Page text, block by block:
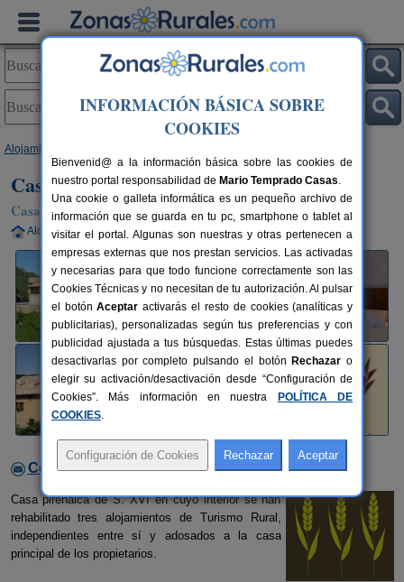
Alojamientos
Casa Mur
Casa Rural en Foradada del Toscar (Huesca)
Alquiler completo 8+4 plazas 130 km de Huesca
Contactar con el alojamiento
Casa pirenaica de S. XVI en cuyo interior se han
rehabilitado tres alojamientos de Turismo Rural,
independientes entre sí y adosados a la casa
principal de los propietarios.
INFORMACIÓN BÁSICA SOBRE
COOKIES
Bienvenid@ a la información básica sobre las cookies de
nuestro portal responsabilidad de Mario Temprado Casas.
Una cookie o galleta informática es un pequeño archivo de
información que se guarda en tu pc, smartphone o tablet al
visitar el portal. Algunas son nuestras y otras pertenecen a
empresas externas que nos prestan servicios. Las activadas
y necesarias para que todo funcione correctamente son las
Cookies Técnicas y no necesitan de tu autorización. Al pulsar
el botónAceptar activarás el resto de cookies (analíticas y
publicitarias), personalizadas según tus preferencias y con
publicidad ajustada a tus búsquedas. Estas últimas puedes
desactivarlas por completo pulsando el botón Rechazar o
elegir su activación/desactivación desde “Configuración de
Cookies”. Más información en nuestra
POLÍTICA DE
COOKIES.